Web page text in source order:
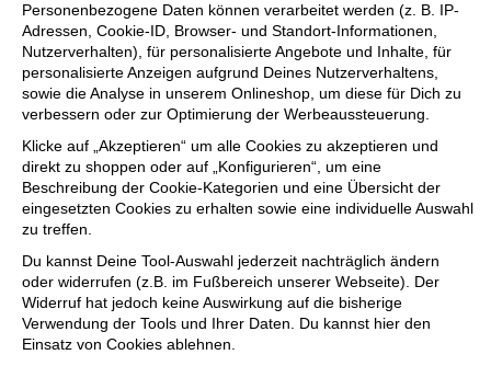
Personenbezogene Daten können verarbeitet werden (z. B. IP-
Adressen, Cookie-ID, Browser- und Standort-Informationen,
Nutzerverhalten), für personalisierte Angebote und Inhalte, für
personalisierte Anzeigen aufgrund Deines Nutzerverhaltens,
sowie die Analyse in unserem Onlineshop, um diese für Dich zu
verbessern oder zur Optimierung der Werbeaussteuerung.
Klicke auf „Akzeptieren“ um alle Cookies zu akzeptieren und
direkt zu shoppen oder auf „Konfigurieren“, um eine
Beschreibung der Cookie-Kategorien und eine Übersicht der
eingesetzten Cookies zu erhalten sowie eine individuelle Auswahl
zu treffen.
Du kannst Deine Tool-Auswahl jederzeit nachträglich ändern
oder widerrufen (z.B. im Fußbereich unserer Webseite). Der
Widerruf hat jedoch keine Auswirkung auf die bisherige
Verwendung der Tools und Ihrer Daten. Du kannst hier den
Einsatz von Cookies ablehnen.